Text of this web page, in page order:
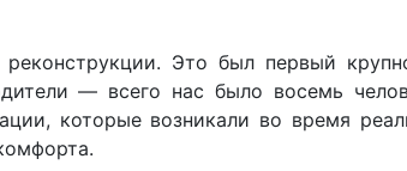
Это был первый
— всего нас было восемь
которые возникали во время